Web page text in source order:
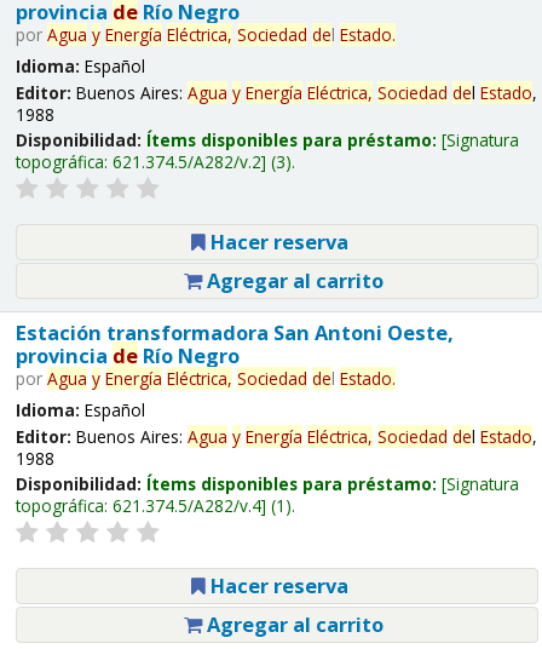
provincia deRío Negro
por Agua y Energía Eléctrica, Sociedad del Estado.
Idioma: Español
Editor: Buenos Aires: Agua y Energía Eléctrica, Sociedad del Estado,
1988
Disponibilidad: Ítems disponibles para préstamo: Signatura
topográfica: 621.374.5/A282/v.2 (3).
Hacer reserva
Agregar al carrito
Estación transformadora San Antoni Oeste,
provincia deRío Negro
por Agua y Energía Eléctrica, Sociedad del Estado.
Idioma: Español
Editor: Buenos Aires: Agua y Energía Eléctrica, Sociedad del Estado,
1988
Disponibilidad: Ítems disponibles para préstamo: Signatura
topográfica: 621.374.5/A282/v.4 (1).
Hacer reserva
Agregar al carrito